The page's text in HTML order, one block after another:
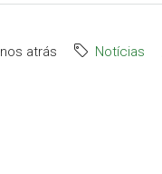
atrás Notícias